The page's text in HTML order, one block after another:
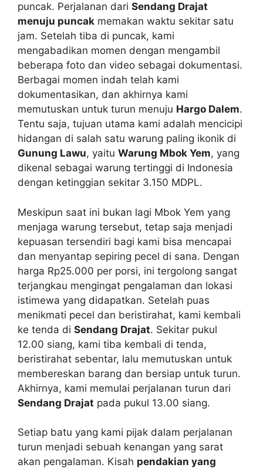
puncak. Perjalanan dari Sendang Drajat
menuju puncak memakan waktu sekitar satu
jam. Setelah tiba di puncak, kami
mengabadikan momen dengan mengambil
beberapa foto dan video sebagai dokumentasi.
Berbagai momen indah telah kami
dokumentasikan, dan akhirnya kami
memutuskan untuk turun menuju Hargo Dalem.
Tentu saja, tujuan utama kami adalah mencicipi
hidangan di salah satu warung paling ikonik di
Gunung Lawu, yaitu Warung Mbok Yem, yang
dikenal sebagai warung tertinggi di Indonesia
dengan ketinggian sekitar 3.150 MDPL.
Meskipun saat ini bukan lagi Mbok Yem yang
menjaga warung tersebut, tetap saja menjadi
kepuasan tersendiri bagi kami bisa mencapai
dan menyantap sepiring pecel di sana. Dengan
harga Rp25.000 per porsi, ini tergolong sangat
terjangkau mengingat pengalaman dan lokasi
istimewa yang didapatkan. Setelah puas
menikmati pecel dan beristirahat, kami kembali
ke tenda di Sendang Drajat. Sekitar pukul
12.00 siang, kami tiba kembali di tenda,
beristirahat sebentar, lalu memutuskan untuk
membereskan barang dan bersiap untuk turun.
Akhirnya, kami memulai perjalanan turun dari
Sendang Drajat pada pukul 13.00 siang.
Setiap batu yang kami pijak dalam perjalanan
turun menjadi sebuah kenangan yang sarat
akan pengalaman. Kisah pendakian yang